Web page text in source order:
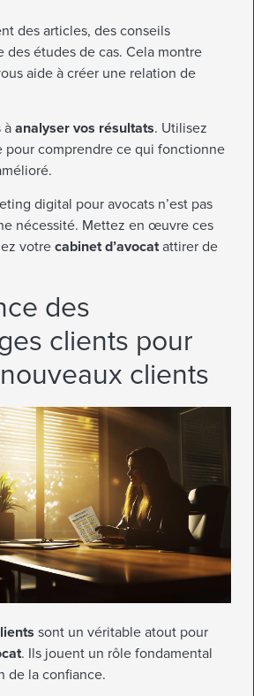
des articles, des conseils
des études de cas. Cela montre
aide à créer une relation de
à analyser vos résultats. Utilisez
pour comprendre ce qui fonctionne
digital pour avocats n’est pas
nécessité. Mettez en œuvre ces
votre cabinet d’avocatattirer de
des
clients pour
clients
sont un véritable atout pour
. Ils jouent un rôle fondamental
de la confiance.